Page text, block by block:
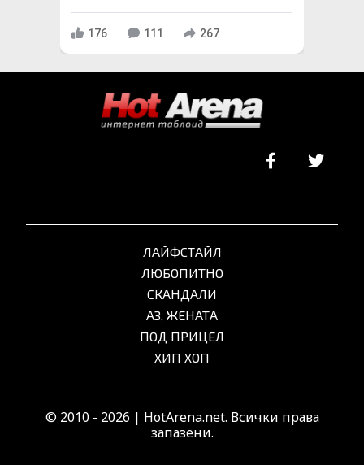
176 111 267
ЛАЙФСТАЙЛ
ЛЮБОПИТНО
СКАНДАЛИ
АЗ, ЖЕНАТА
ПОД ПРИЦЕЛ
ХИП ХОП
© 2010 - 2026 | HotArena.net. Всички права
запазени.